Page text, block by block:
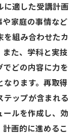
に適した受講計画
や家庭の事情など
を組み合わせたカ
また、学科と実技
でどの内容に力を
なります。再取得
テップが含まれる
ールを作成し、効
画的に進めるこ